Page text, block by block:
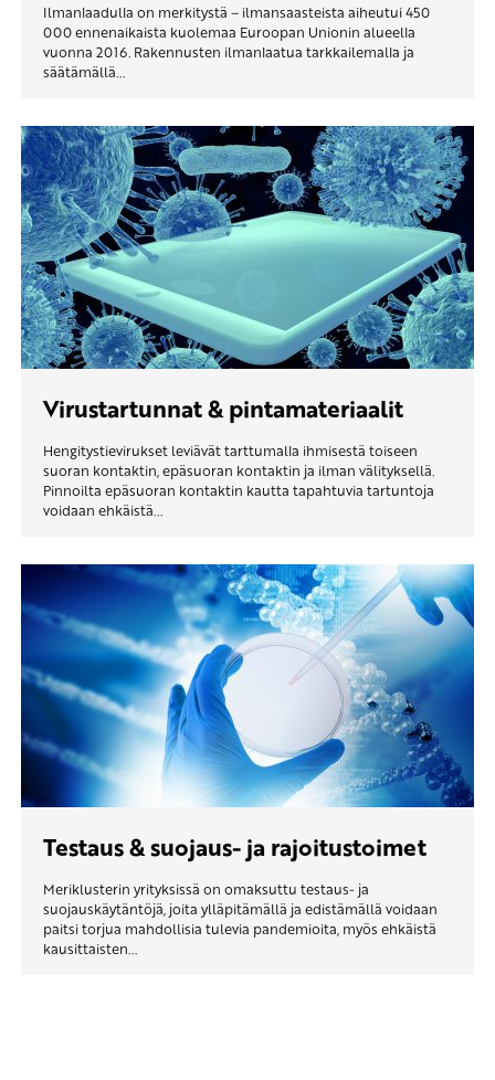
Ilmanlaadulla on merkitystä – ilmansaasteista aiheutui 450
000 ennenaikaista kuolemaa Euroopan Unionin alueella
vuonna 2016. Rakennusten ilmanlaatua tarkkailemalla ja
säätämällä...
Virustartunnat & pintamateriaalit
Hengitystievirukset leviävät tarttumalla ihmisestä toiseen
suoran kontaktin, epäsuoran kontaktin ja ilman välityksellä.
Pinnoilta epäsuoran kontaktin kautta tapahtuvia tartuntoja
voidaan ehkäistä...
Testaus & suojaus- ja rajoitustoimet
Meriklusterin yrityksissä on omaksuttu testaus- ja
suojauskäytäntöjä, joita ylläpitämällä ja edistämällä voidaan
paitsi torjua mahdollisia tulevia pandemioita, myös ehkäistä
kausittaisten...